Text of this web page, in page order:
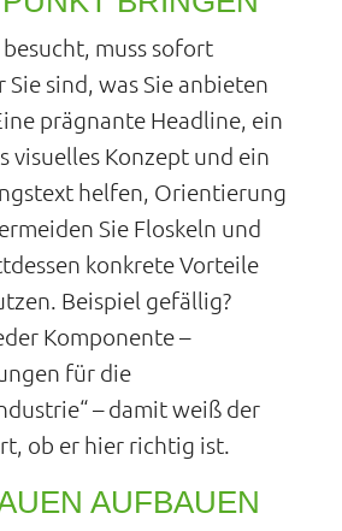
muss sofort
sind, was Sie anbieten
prägnante Headline, ein
visuelles Konzept und ein
helfen, Orientierung
Sie Floskeln und
konkrete Vorteile
Beispiel gefällig?
Komponente –
für die
– damit weiß der
ob er hier richtig ist.
AUFBAUEN